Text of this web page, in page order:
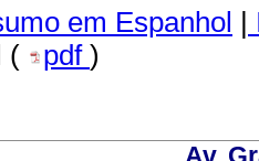
em Espanhol |
(
pdf )
Av.